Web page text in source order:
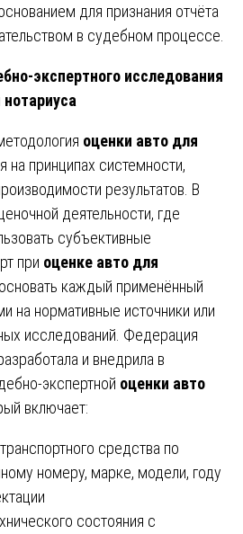
для признания отчёта
в судебном процессе.
экспертного исследования
оценки авто для
на принципах системности,
результатов. В
деятельности, где
субъективные
при оценке авто для
каждый применённый
на нормативные источники или
исследований. Федерация
и внедрила в
экспертной оценки авто
включает:
средства по
номеру, марке, модели, году
состояния с